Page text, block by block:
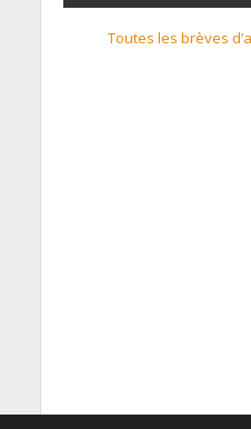
Toutes les brèves